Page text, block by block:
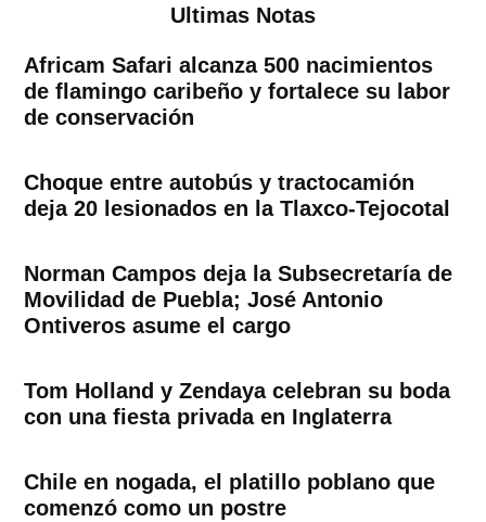
Ultimas Notas
Africam Safari alcanza 500 nacimientos
de flamingo caribeño y fortalece su labor
de conservación
Choque entre autobús y tractocamión
deja 20 lesionados en la Tlaxco-Tejocotal
Norman Campos deja la Subsecretaría de
Movilidad de Puebla; José Antonio
Ontiveros asume el cargo
Tom Holland y Zendaya celebran su boda
con una fiesta privada en Inglaterra
Chile en nogada, el platillo poblano que
comenzó como un postre